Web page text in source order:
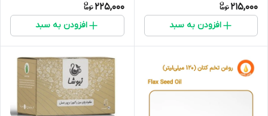
215,000
افزودن به سبد
225,000
افزودن به سبد